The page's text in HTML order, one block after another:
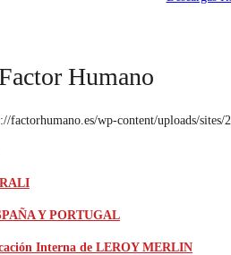
Humano
wp-content/uploads/
Y PORTUGAL
Interna de LEROY MERLIN